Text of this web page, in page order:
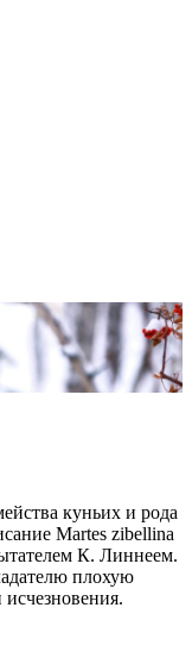
куньих и рода
Martes zibellina
К. Линнеем.
плохую